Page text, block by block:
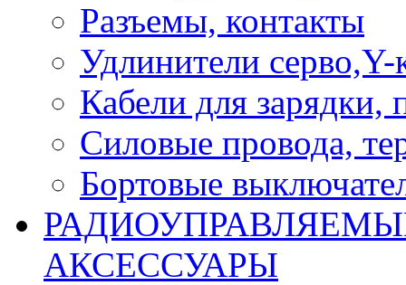
Разъемы, контакты
Удлинители серво,Y-
Кабели для зарядки,
Силовые провода,
Бортовые
АКСЕССУАРЫ